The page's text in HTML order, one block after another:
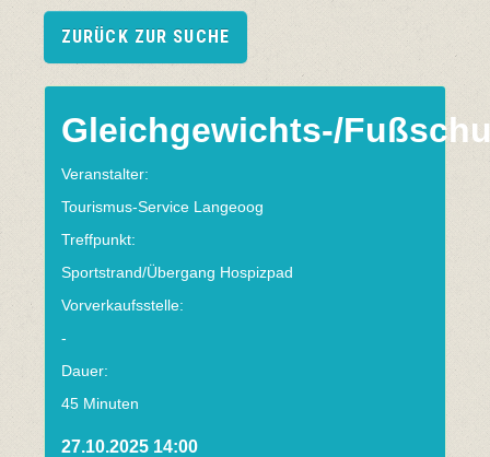
ZURÜCK ZUR SUCHE
Gleichgewichts-/
Veranstalter:
Tourismus-Service Langeoog
Treffpunkt:
Sportstrand/Übergang Hospizpad
Vorverkaufsstelle:
-
Dauer:
45 Minuten
27.10.2025 14:00